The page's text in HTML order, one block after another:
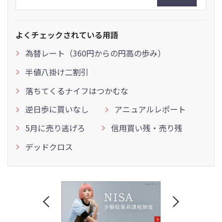
よくチェックされている用語
為替レート（360円からの円高の歩み）
半値八掛け二割引
落ちてくるナイフはつかむな
逆日歩に買いなし
アニュアルレポート
5月に売り逃げろ
信用買い残・売り残
デッドクロス